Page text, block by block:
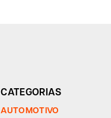
CATEGORIAS
AUTOMOTIVO